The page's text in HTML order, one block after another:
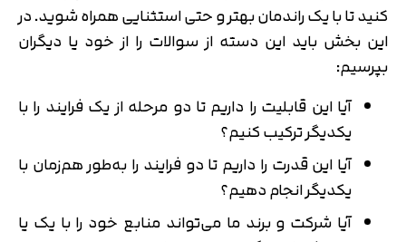
کنید تا با یک راندمان بهتر و حتی استثنایی همراه شوید. در
این بخش باید این دسته از سوالات را از خود یا دیگران
بپرسیم:
آیا این قابلیت را داریم تا دو مرحله از یک فرایند را با
یکدیگر ترکیب کنیم؟
آیا این قدرت را داریم تا دو فرایند را به‌طور هم‌زمان با
یکدیگر انجام دهیم؟
آیا شرکت و برند ما می‌تواند منابع خود را با یک یا